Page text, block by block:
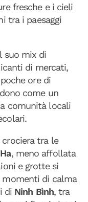
fresche e i cieli
tra i paesaggi
suo mix di
di mercati,
ore di
come un
comunità locali
crociera tra le
, meno affollata
e grotte si
momenti di calma
di Ninh Bình, tra